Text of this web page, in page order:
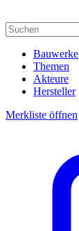
Bauwerke
Themen
Akteure
Hersteller
Merkliste öffnen